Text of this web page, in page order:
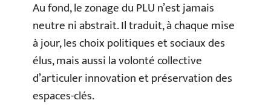
Au fond, le zonage du PLU n’est jamais
neutre ni abstrait. Il traduit, à chaque mise
à jour, les choix politiques et sociaux des
élus, mais aussi la volonté collective
d’articuler innovation et préservation des
espaces-clés.